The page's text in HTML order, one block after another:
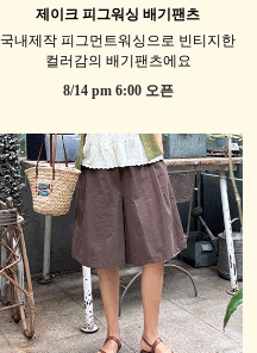
제이크 피그워싱 배기팬츠
국내제작 피그먼트워싱으로 빈티지한
컬러감의 배기팬츠에요
8/14 pm 6:00 오픈